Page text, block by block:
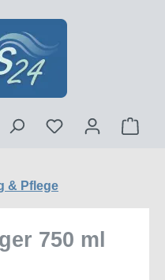
anzeigen
& Pflege
750 ml